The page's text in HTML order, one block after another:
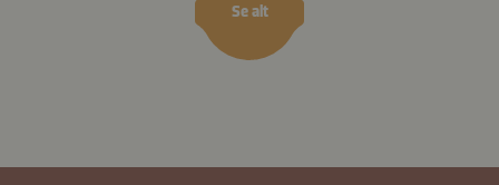
Se alt